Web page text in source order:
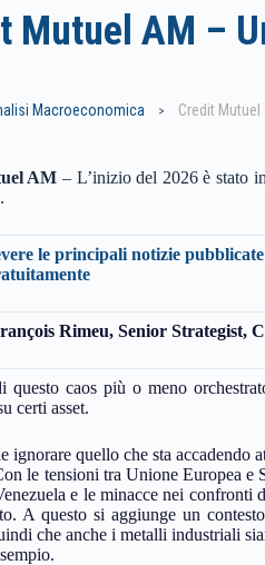
Mutuel AM –
Macroeconomica Credit
AM – L’inizio del 2026 è stato
le principali notizie
Rimeu, Senior Strategist,
questo caos più o meno
certi asset.
ignorare quello che sta accadendo
le tensioni tra Unione Europea e
e le minacce nei confronti
A questo si aggiunge un
che anche i metalli industriali